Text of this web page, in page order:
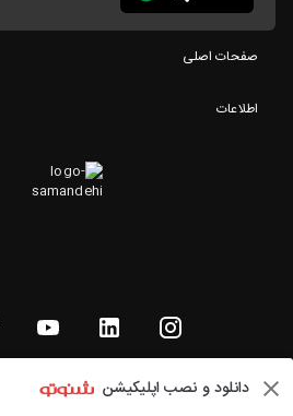
دانلود و نصب اپلیکیشن
صفحات اصلی
اطلاعات
تمامی حقوق این وبسایت متعلق